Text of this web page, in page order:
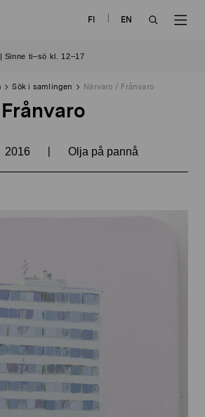
FI
EN
Sinne ti–sö kl. 12–17
Sök i samlingen Närvaro / Frånvaro
2016 | Olja på pannå